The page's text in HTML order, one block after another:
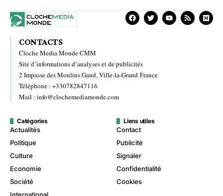
CONTACTS
Cloche Media Monde CMM
Site d’informations d’analyses et de publicités
2 Impasse des Moulins Gaud, Ville-la-Grand France
Téléphone : +330782847116
Mail : info@clochemediamonde.com
Catégories
Actualités
Politique
Culture
Economie
Société
Liens utiles
Contact
Publicité
Signaler
Confidentialité
Cookies